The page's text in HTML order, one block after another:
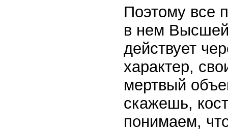
Поэтому все
в нем Высшей
действует
характер,
мертвый
скажешь,
понимаем,